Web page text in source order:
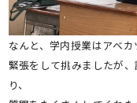
なんと、学内授業はアベ
緊張をして挑みましたが
り、